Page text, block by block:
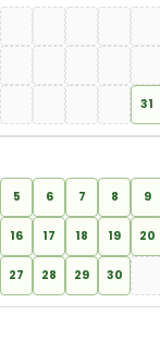
31
5 6 7 8 9
16 17 18 19 20
27 28 29 30